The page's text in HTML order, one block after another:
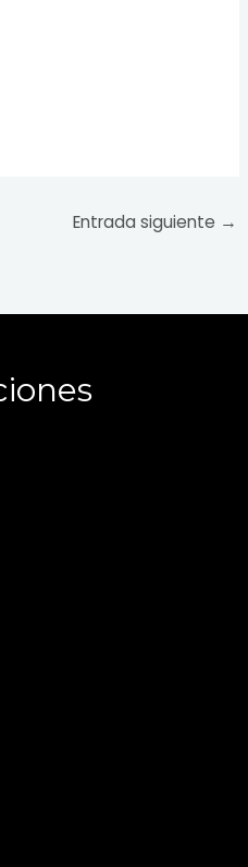
Entrada siguiente →